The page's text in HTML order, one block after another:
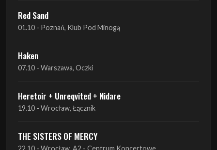
Red Sand
01.10 - Poznań, Klub Pod Minogą
Haken
07.10 - Warszawa, Oczki
Heretoir + Unreqvited + Nidare
19.10 - Wrocław, Łącznik
THE SISTERS OF MERCY
22.10 - Wrocław, A2 - Centrum Koncertowe